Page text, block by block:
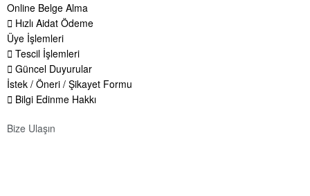
Online Belge Alma
Hızlı Aidat Ödeme
Üye İşlemleri
Tescil İşlemleri
Güncel Duyurular
İstek / Öneri / Şikayet Formu
Bilgi Edinme Hakkı
Bize Ulaşın